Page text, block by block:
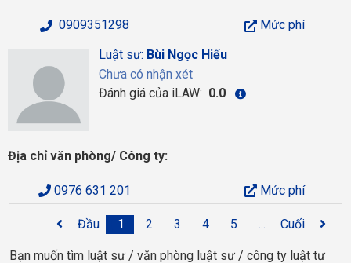
0909351298
Mức phí
Luật sư: Bùi Ngọc Hiếu
Chưa có nhận xét
Đánh giá của iLAW: 0.0
Địa chỉ văn phòng/ Công ty:
0976 631 201 Mức phí
Đầu 1 2 3 4 5 ... Cuối
Bạn muốn tìm luật sư / văn phòng luật sư / công ty luật tư